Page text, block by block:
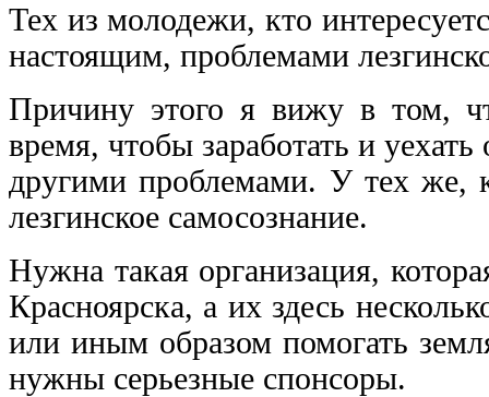
Тех из молодежи, кто
настоящим, проблемами
Причину этого я вижу в том,
время, чтобы заработать и
другими проблемами. У тех же,
лезгинское самосознание.
Нужна такая организация,
Красноярска, а их здесь
или иным образом помогать
нужны серьезные спонсоры.